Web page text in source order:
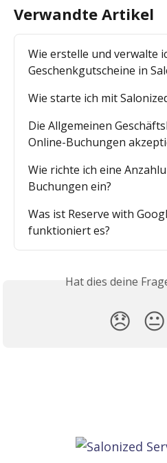
Verwandte Artikel
Wie erstelle und verwalte
Geschenkgutscheine in
Wie starte ich mit
Die Allgemeinen
Online-Buchungen
Wie richte ich eine
Buchungen ein?
Was ist Reserve with
funktioniert es?
Hat dies deine
😞 😐